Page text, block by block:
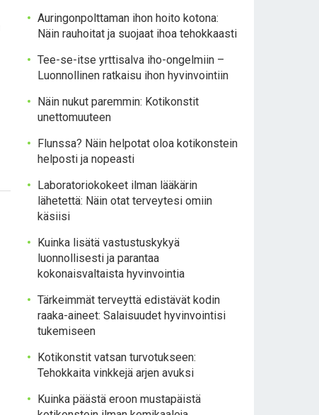
Auringonpolttaman ihon hoito kotona:
Näin rauhoitat ja suojaat ihoa tehokkaasti
Tee-se-itse yrttisalva iho-ongelmiin –
Luonnollinen ratkaisu ihon hyvinvointiin
Näin nukut paremmin: Kotikonstit
unettomuuteen
Flunssa? Näin helpotat oloa kotikonstein
helposti ja nopeasti
Laboratoriokokeet ilman lääkärin
lähetettä: Näin otat terveytesi omiin
käsiisi
Kuinka lisätä vastustuskykyä
luonnollisesti ja parantaa
kokonaisvaltaista hyvinvointia
Tärkeimmät terveyttä edistävät kodin
raaka-aineet: Salaisuudet hyvinvointisi
tukemiseen
Kotikonstit vatsan turvotukseen:
Tehokkaita vinkkejä arjen avuksi
Kuinka päästä eroon mustapäistä